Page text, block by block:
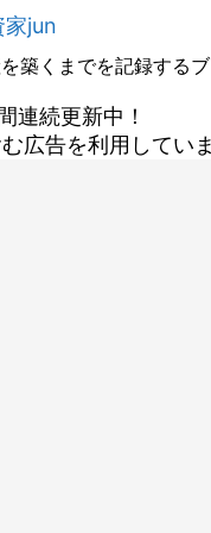
家jun
築くまでを記録するブ
連続更新中！
広告を利用してい